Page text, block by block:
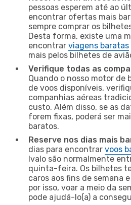
pessoas esperem até ao
encontrar ofertas mais
sempre comprar os
Desta forma, existe uma
encontrar viagens baratas
mais pelos bilhetes de
Verifique todas as
Quando o nosso motor de
de voos disponíveis,
companhias aéreas
custo. Além disso, se as
forem fixas, poderá ser
baratos.
Reserve nos dias mais
dias para encontrar voos
Ivalo são normalmente
quinta-feira. Os bilhetes
caros aos fins de semana
por isso, voar a meio da
pode ajudá-lo(a) a